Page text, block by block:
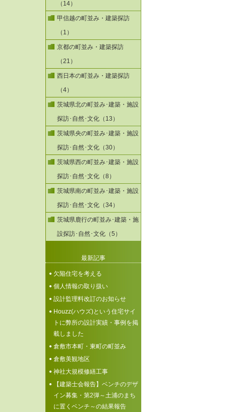
（14）
甲信越の町並み・建築探訪
（1）
京都の町並み・建築探訪
（21）
西日本の町並み・建築探訪
（4）
茨城県北の町並み･建築・施設
探訪･自然･文化（13）
茨城県央の町並み･建築・施設
探訪･自然･文化（30）
茨城県西の町並み･建築・施設
探訪･自然･文化（8）
茨城県南の町並み･建築・施設
探訪･自然･文化（34）
茨城県鹿行の町並み･建築・施
設探訪･自然･文化（5）
最新記事
欠陥住宅を考える
個人情報の取り扱い
設計監理料改訂のお知らせ
Houzz(ハウズ)という住宅サイ
トに弊所の設計実績・事例を掲
載しました
倉敷市本町・東町の町並み
倉敷美観地区
神社大規模修繕工事
【建築士会報告】ベンチのデザ
イン募集・第2弾～土浦のまち
に置くベンチ～の結果報告